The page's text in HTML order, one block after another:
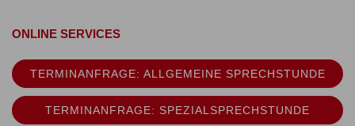
ONLINE SERVICES
TERMINANFRAGE: ALLGEMEINE SPRECHSTUNDE
TERMINANFRAGE: SPEZIALSPRECHSTUNDE